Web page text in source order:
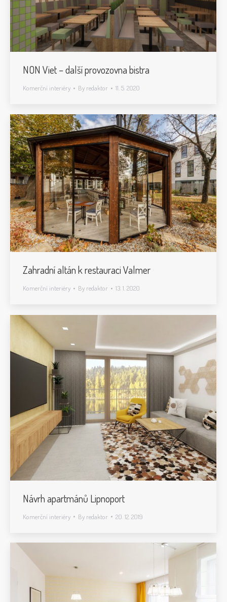
NON Viet – další provozovna bistra
Komerční interiéry By redaktor 11. 5. 2020
Zahradní altán k restauraci Valmer
Komerční interiéry By redaktor 13. 1. 2020
Návrh apartmánů Lipnoport
Komerční interiéry By redaktor 20. 12. 2019